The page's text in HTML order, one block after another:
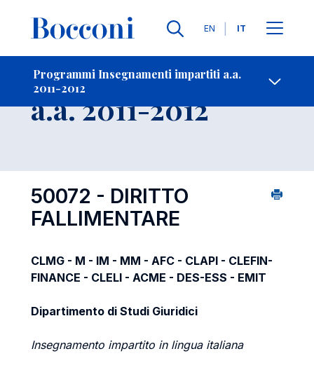
Lingue
EN IT
Programmi Insegnamenti impartiti a.a.
2011-2012
-
Insegnamento
a.a. 2011-2012
50072 - DIRITTO
FALLIMENTARE
CLMG - M - IM - MM - AFC - CLAPI - CLEFIN-
FINANCE - CLELI - ACME - DES-ESS - EMIT
Dipartimento di Studi Giuridici
Insegnamento impartito in lingua italiana